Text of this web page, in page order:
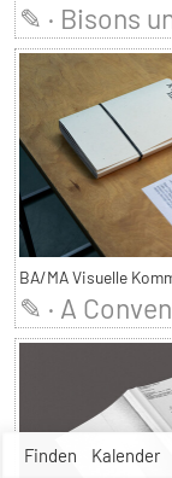
Finden Kalender
✎ · Bisons
BA/MA Visuelle
✎ · A